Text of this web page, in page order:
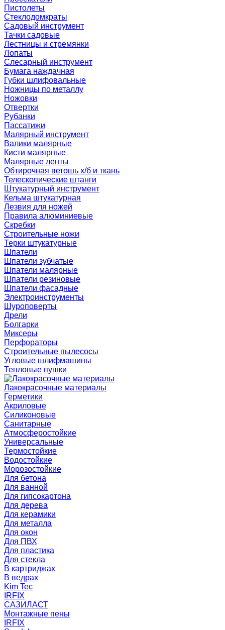
Пистолеты
Стеклодомкраты
Садовый инструмент
Тачки садовые
Лестницы и стремянки
Лопаты
Слесарный инструмент
Бумага наждачная
Губки шлифовальные
Ножницы по металлу
Ножовки
Отвертки
Рубанки
Пассатижи
Малярный инструмент
Валики малярные
Кисти малярные
Малярные ленты
Обтирочная ветошь х/б и ткань
Телескопические штанги
Штукатурный инструмент
Кельма штукатурная
Лезвия для ножей
Правила алюминиевые
Скребки
Строительные ножи
Терки штукатурные
Шпатели
Шпатели зубчатые
Шпатели малярные
Шпатели резиновые
Шпатели фасадные
Электроинструменты
Шуроповерты
Дрели
Болгарки
Миксеры
Перфораторы
Строительные пылесосы
Угловые шлифмашины
Тепловые пушки
Лакокрасочные материалы
Герметики
Акриловые
Силиконовые
Санитарные
Атмосферостойкие
Универсальные
Термостойкие
Водостойкие
Морозостойкие
Для бетона
Для ванной
Для гипсокартона
Для дерева
Для керамики
Для металла
Для окон
Для ПВХ
Для пластика
Для стекла
В картриджах
В ведрах
Kim Tec
IRFIX
САЗИЛАСТ
Монтажные пены
IRFIX